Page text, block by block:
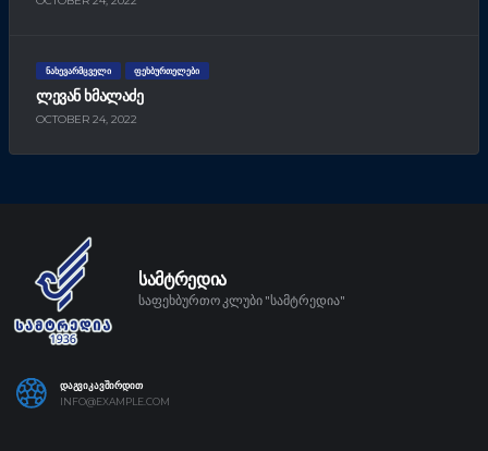
ᲜᲐᲮᲔᲕᲐᲠᲛᲪᲕᲔᲚᲘ ᲤᲔᲮᲑᲣᲠᲗᲔᲚᲔᲑᲘ
ᲚᲔᲕᲐᲜ ᲮᲛᲐᲚᲐᲫᲔ
OCTOBER 24, 2022
ᲡᲐᲛᲢᲠᲔᲓᲘᲐ
საფეხბურთო კლუბი "სამტრედია"
ᲓᲐᲒᲕᲘᲙᲐᲕᲨᲘᲠᲓᲘᲗ
INFO@EXAMPLE.COM